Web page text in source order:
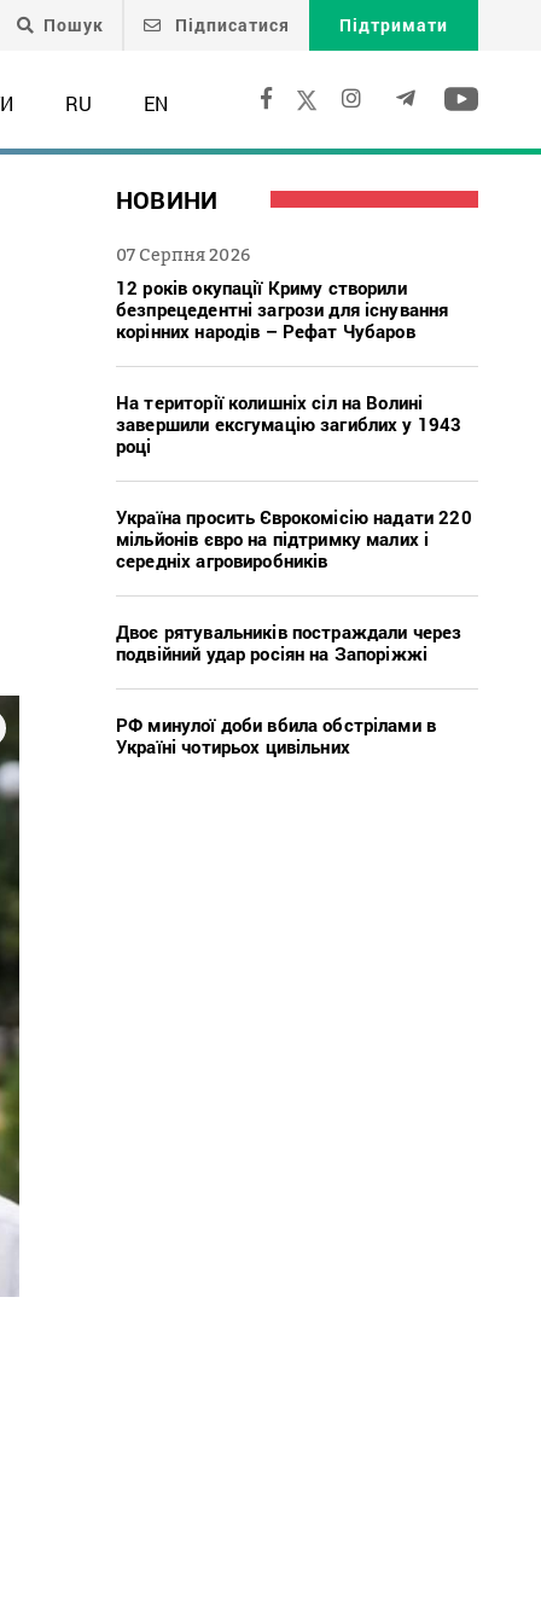
Пошук Підписатися Підтримати
RU EN
НОВИНИ
07 Серпня 2026
12 років окупації Криму створили
безпрецедентні загрози для існування
корінних народів – Рефат Чубаров
На території колишніх сіл на Волині
завершили ексгумацію загиблих у 1943
році
Україна просить Єврокомісію надати 220
мільйонів євро на підтримку малих і
середніх агровиробників
Двоє рятувальників постраждали через
подвійний удар росіян на Запоріжжі
РФ минулої доби вбила обстрілами в
Україні чотирьох цивільних